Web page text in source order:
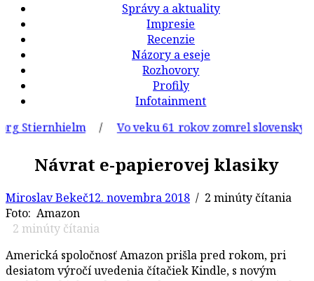
Správy a aktuality
Impresie
Recenzie
Názory a eseje
Rozhovory
Profily
Infotainment
/ Vo veku 61 rokov zomrel slovenský
Návrat e-papierovej klasiky
Miroslav Bekeč12. novembra 2018 / 2 minúty čítania
Foto: Amazon
2 minúty čítania
Americká spoločnosť Amazon prišla pred rokom, pri
desiatom výročí uvedenia čítačiek Kindle, s novým